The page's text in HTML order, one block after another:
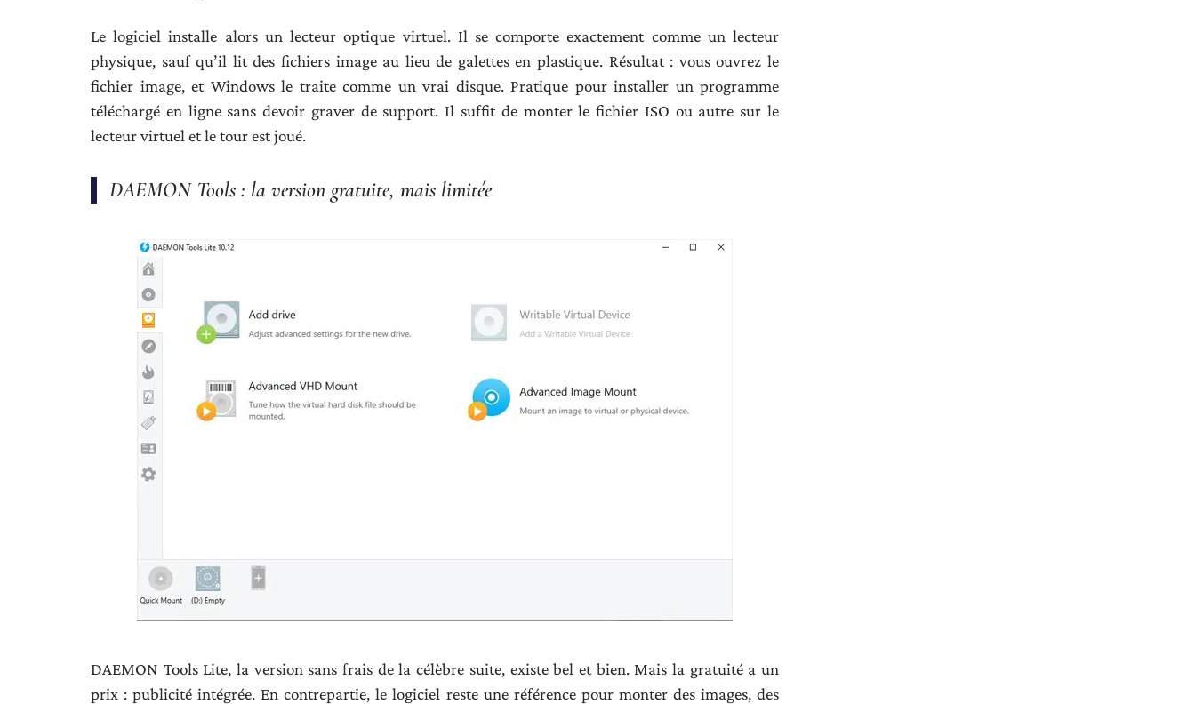
Le logiciel installe alors un lecteur optique virtuel. Il se comporte exactement comme un lecteur
physique, sauf qu’il lit des fichiers image au lieu de galettes en plastique. Résultat : vous ouvrez le
fichier image, et Windows le traite comme un vrai disque. Pratique pour installer un programme
téléchargé en ligne sans devoir graver de support. Il suffit de monter le fichier ISO ou autre sur le
lecteur virtuel et le tour est joué.
DAEMON Tools : la version gratuite, mais limitée
DAEMON Tools Lite, la version sans frais de la célèbre suite, existe bel et bien. Mais la gratuité a un
prix : publicité intégrée. En contrepartie, le logiciel reste une référence pour monter des images, des